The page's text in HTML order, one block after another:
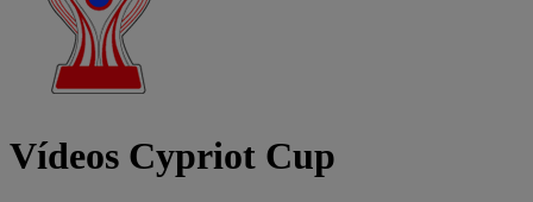
Vídeos Cypriot Cup